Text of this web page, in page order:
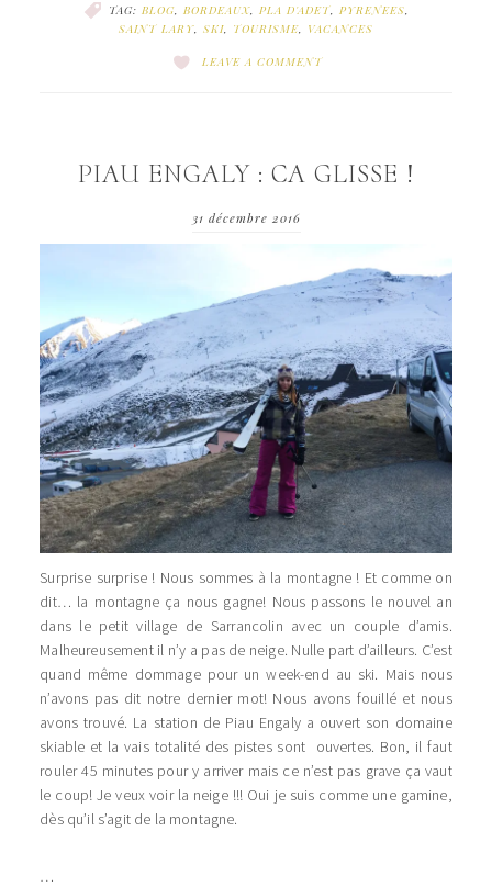
TAG: BLOG, BORDEAUX, PLA D'ADET, PYRENEES,
SAINT LARY, SKI, TOURISME, VACANCES
LEAVE A COMMENT
PIAU ENGALY : CA GLISSE !
31 décembre 2016
Surprise surprise ! Nous sommes à la montagne ! Et comme on
dit… la montagne ça nous gagne! Nous passons le nouvel an
dans le petit village de Sarrancolin avec un couple d’amis.
Malheureusement il n’y a pas de neige. Nulle part d’ailleurs. C’est
quand même dommage pour un week-end au ski. Mais nous
n’avons pas dit notre dernier mot! Nous avons fouillé et nous
avons trouvé. La station de Piau Engaly a ouvert son domaine
skiable et la vais totalité des pistes sont ouvertes. Bon, il faut
rouler 45 minutes pour y arriver mais ce n’est pas grave ça vaut
le coup! Je veux voir la neige !!! Oui je suis comme une gamine,
dès qu’il s’agit de la montagne.
…